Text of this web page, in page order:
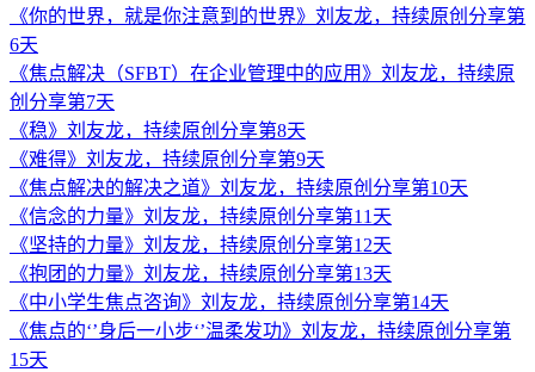
《你的世界，就是你注意到的世界》刘友龙，持续原创分享第
6天
《焦点解决（SFBT）在企业管理中的应用》刘友龙，持续原
创分享第7天
《稳》刘友龙，持续原创分享第8天
《难得》刘友龙，持续原创分享第9天
《焦点解决的解决之道》刘友龙，持续原创分享第10天
《信念的力量》刘友龙，持续原创分享第11天
《坚持的力量》刘友龙，持续原创分享第12天
《抱团的力量》刘友龙，持续原创分享第13天
《中小学生焦点咨询》刘友龙，持续原创分享第14天
《焦点的‘’身后一小步‘’温柔发功》刘友龙，持续原创分享第
15天